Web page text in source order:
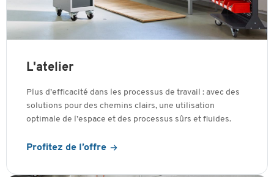
L'atelier
Plus d’efficacité dans les processus de travail : avec des
solutions pour des chemins clairs, une utilisation
optimale de l’espace et des processus sûrs et fluides.
Profitez de l’offre